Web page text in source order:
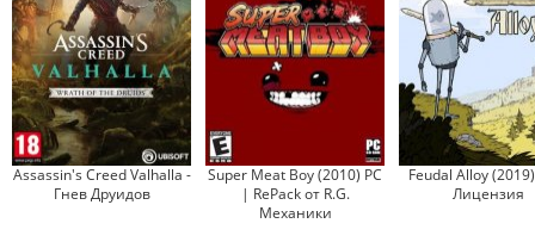
Assassin's Creed Valhalla -
Гнев Друидов
Super Meat Boy (2010) PC
| RePack от R.G.
Механики
Feudal Alloy
Лицензия